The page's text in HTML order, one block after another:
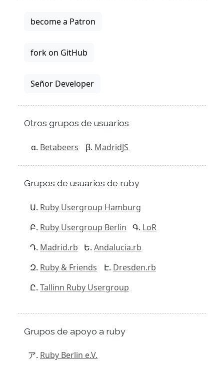
become a Patron
fork on GitHub
Señor Developer
Otros grupos de usuarios
Betabeers MadridJS
Grupos de usuarios de ruby
Ruby Usergroup Hamburg
Ruby Usergroup Berlin
LoR
Madrid.rb
Andalucia.rb
Ruby & Friends
Dresden.rb
Tallinn Ruby Usergroup
Grupos de apoyo a ruby
Ruby Berlin e.V.